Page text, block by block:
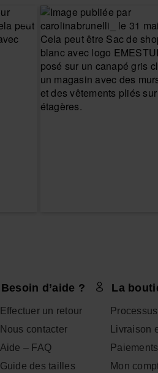
Besoin d’aide ?
Effectuer un retour
Nous contacter
Aide – FAQ
Guide des tailles
La
Livraison
Paiements
Mon